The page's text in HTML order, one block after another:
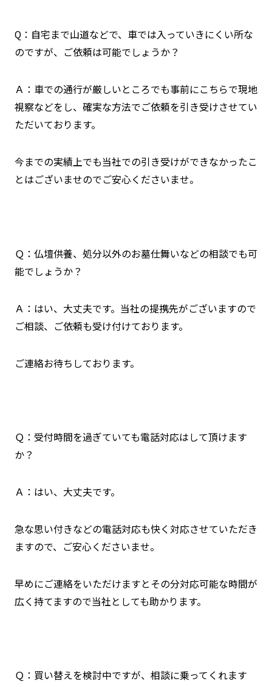
Q：自宅まで山道などで、車では入っていきにくい所な
のですが、ご依頼は可能でしょうか？
Ａ：車での通行が厳しいところでも事前にこちらで現地
視察などをし、確実な方法でご依頼を引き受けさせてい
ただいております。
今までの実績上でも当社での引き受けができなかったこ
とはございませのでご安心くださいませ。
Ｑ：仏壇供養、処分以外のお墓仕舞いなどの相談でも可
能でしょうか？
Ａ：はい、大丈夫です。当社の提携先がございますので
ご相談、ご依頼も受け付けております。
ご連絡お待ちしております。
Ｑ：受付時間を過ぎていても電話対応はして頂けます
か？
Ａ：はい、大丈夫です。
急な思い付きなどの電話対応も快く対応させていただき
ますので、ご安心くださいませ。
早めにご連絡をいただけますとその分対応可能な時間が
広く持てますので当社としても助かります。
Ｑ：買い替えを検討中ですが、相談に乗ってくれます